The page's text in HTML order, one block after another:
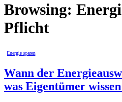
Browsing:
Pflicht
Energie sparen
Wann der
was Eigentümer